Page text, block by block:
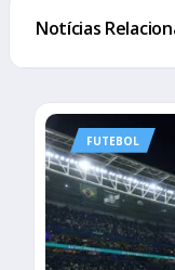
Notícias
FUTEBOL